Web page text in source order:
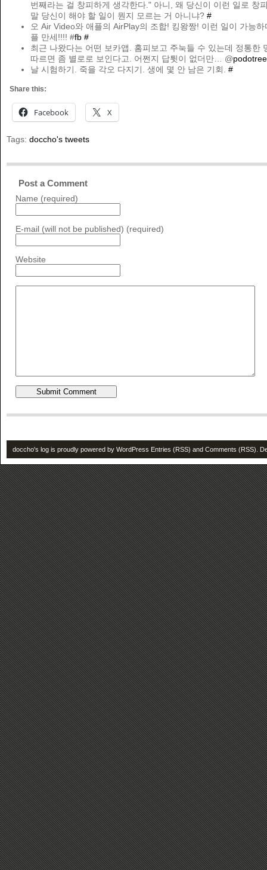
번째라는 걸 창피하게 생각한다." 아니, 왜 당신이 이런 일로 창
말 당신이 해야 할 일이 뭔지 모르는 거 아니냐? #
오 Air Video와 애플의 AirPlay의 조합! 킹왕짱! 이런 일이 가능하
플 만세!!!! #fb #
최근 나왔다는 어떤 보카앱. 홈피보고 주눅들 수 있는데 정통한
따르면 좀 별로로 보인다고. 어쩐지 답튓이 없더만… @podotree
날 시험하기. 죽을 각오 다지기. 생에 몇 안 남은 기회. #
Share this:
Facebook X
Tags: doccho's tweets
Post a Comment
Name (required)
E-mail (will not be published) (required)
Website
doccho's log is proudly powered by WordPress Entries (RSS) and Comments (RSS) .